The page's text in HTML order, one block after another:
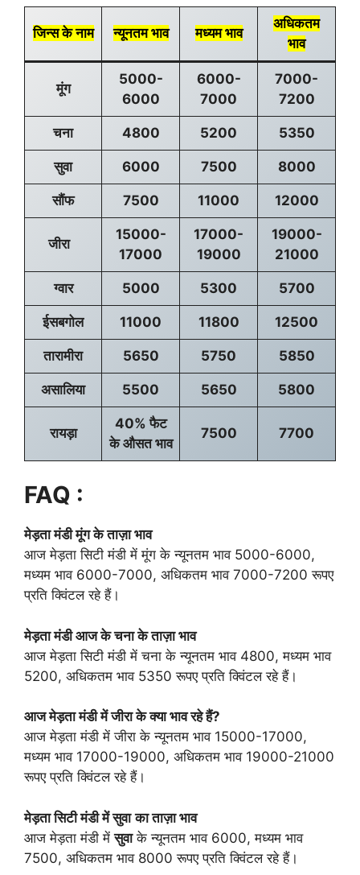
जिन्स के नाम न्यूनतम भाव मध्यम भाव
अधिकतम
भाव
मूंग
5000-
6000
6000-
7000
7000-
7200
चना 4800 5200 5350
सुवा 6000 7500 8000
सौंफ 7500 11000 12000
जीरा
15000-
17000
17000-
19000
19000-
21000
ग्वार 5000 5300 5700
ईसबगोल 11000 11800 12500
तारामीरा 5650 5750 5850
असालिया 5500 5650 5800
रायड़ा
40% फैट
के औसत भाव
7500 7700
FAQ :
मेड़ता मंडी मूंग के ताज़ा भाव
आज मेड़ता सिटी मंडी में मूंग के न्यूनतम भाव 5000-6000,
मध्यम भाव 6000-7000, अधिकतम भाव 7000-7200 रूपए
प्रति क्विंटल रहे हैं।
मेड़ता मंडी आज के चना के ताज़ा भाव
आज मेड़ता सिटी मंडी में चना के न्यूनतम भाव 4800, मध्यम भाव
5200, अधिकतम भाव 5350 रूपए प्रति क्विंटल रहे हैं।
आज मेड़ता मंडी में जीरा के क्या भाव रहे हैं?
आज मेड़ता मंडी में जीरा के न्यूनतम भाव 15000-17000,
मध्यम भाव 17000-19000, अधिकतम भाव 19000-21000
रूपए प्रति क्विंटल रहे हैं।
मेड़ता सिटी मंडी में सुवा का ताज़ा भाव
आज मेड़ता मंडी मेंसुवाके न्यूनतम भाव 6000, मध्यम भाव
7500, अधिकतम भाव 8000 रूपए प्रति क्विंटल रहे हैं।